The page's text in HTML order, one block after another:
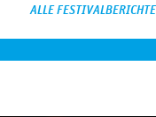
ALLE FESTIVALBERICHTE